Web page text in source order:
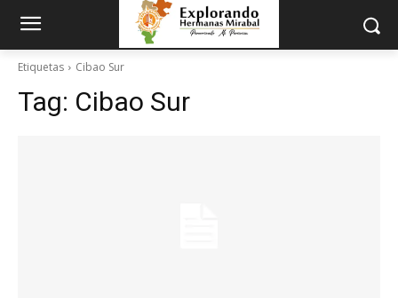
Etiquetas Cibao Sur
Tag: Cibao Sur